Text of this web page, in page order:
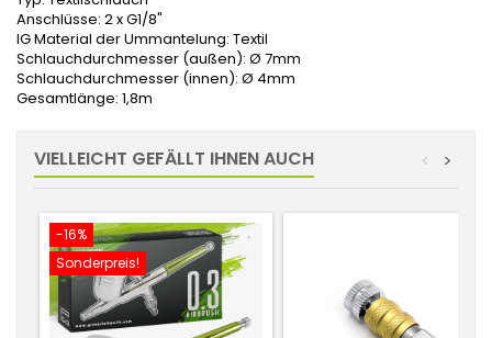
Anschlüsse: 2 x G1/8"
IG Material der Ummantelung: Textil
Schlauchdurchmesser (außen): Ø 7mm
Schlauchdurchmesser (innen): Ø 4mm
Gesamtlänge: 1,8m
VIELLEICHT GEFÄLLT IHNEN AUCH >
<
-16%
Sonderpreis!